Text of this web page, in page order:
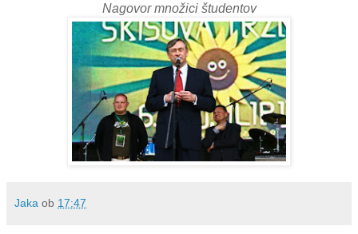
Nagovor množici študentov
Jaka ob 17:47